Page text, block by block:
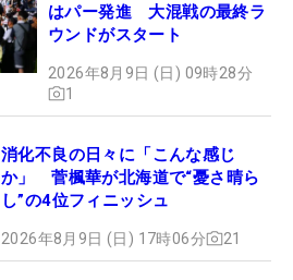
はパー発進 大混戦の最終ラ
ウンドがスタート
2026年8月9日 (日) 09時28分
1
消化不良の日々に「こんな感じ
か」 菅楓華が北海道で“憂さ晴ら
し”の4位フィニッシュ
2026年8月9日 (日) 17時06分 21